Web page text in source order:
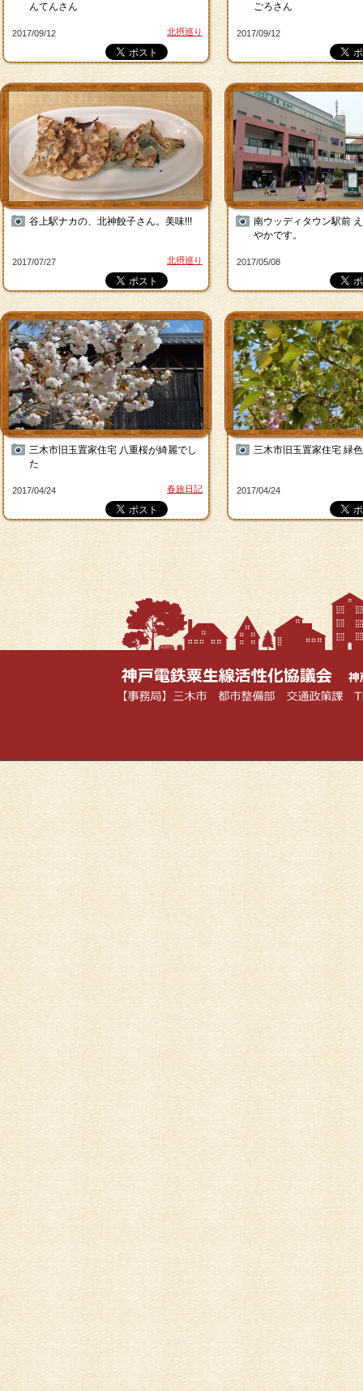
んてんさん
北摂巡り
2017/09/12
ごろさん
2017/09/12
谷上駅ナカの、北神餃子さん。美味!!!
北摂巡り
2017/07/27
南ウッディタウン駅前
やかです。
2017/05/08
三木市旧玉置家住宅 八重桜が綺麗でし
た
春旅日記
2017/04/24
三木市旧玉置家住宅 緑
2017/04/24